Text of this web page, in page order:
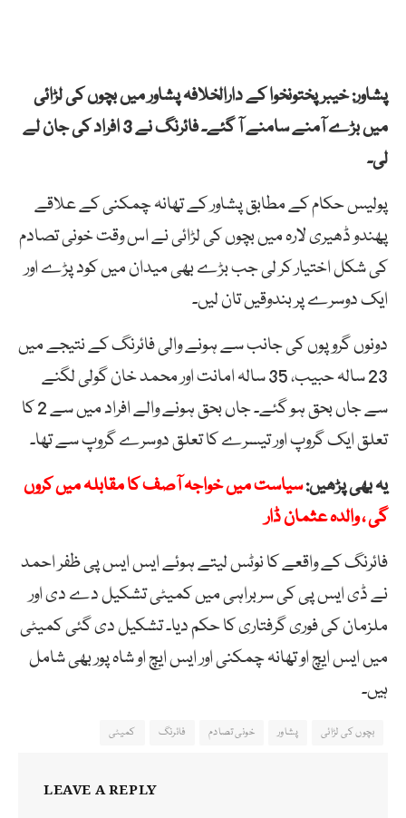
پشاور: خیبر پختونخوا کے دارالخلافہ پشاور میں بچوں کی لڑائی
میں بڑے آمنے سامنے آ گئے۔ فائرنگ نے 3 افراد کی جان لے
لی۔
پولیس حکام کے مطابق پشاور کے تھانہ چمکنی کے علاقے
پھندو ڈھیری لارہ میں بچوں کی لڑائی نے اس وقت خونی تصادم
کی شکل اختیار کر لی جب بڑے بھی میدان میں کود پڑے اور
ایک دوسرے پر بندوقیں تان لیں۔
دونوں گروپوں کی جانب سے ہونے والی فائرنگ کے نتیجے میں
23 سالہ حبیب، 35 سالہ امانت اور محمد خان گولی لگنے
سے جاں بحق ہو گئے۔ جاں بحق ہونے والے افراد میں سے 2 کا
تعلق ایک گروپ اور تیسرے کا تعلق دوسرے گروپ سے تھا۔
یہ بھی پڑھیں:سیاست میں خواجہ آصف کا مقابلہ میں کروں
گی ، والدہ عثمان ڈار
فائرنگ کے واقعے کا نوٹس لیتے ہوئے ایس ایس پی ظفر احمد
نے ڈی ایس پی کی سربراہی میں کمیٹی تشکیل دے دی اور
ملزمان کی فوری گرفتاری کا حکم دیا۔ تشکیل دی گئی کمیٹی
میں ایس ایچ او تھانہ چمکنی اور ایس ایچ او شاہ پور بھی شامل
ہیں۔
بچوں کی لڑائی پشاور خونی تصادم فائرنگ کمیٹی
LEAVE A REPLY